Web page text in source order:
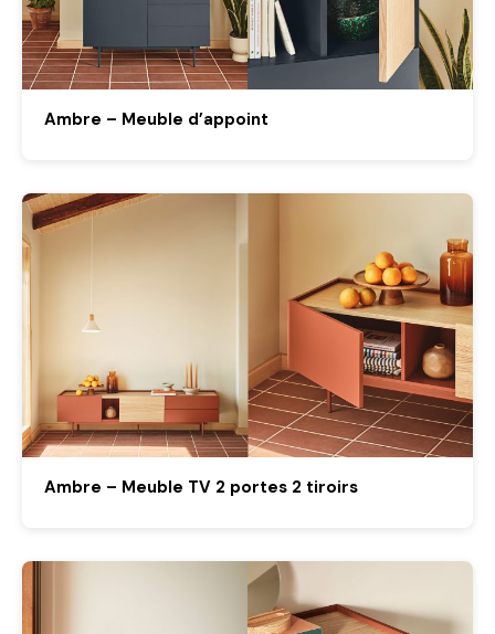
Ambre – Meuble d’appoint
Ambre – Meuble TV 2 portes 2 tiroirs